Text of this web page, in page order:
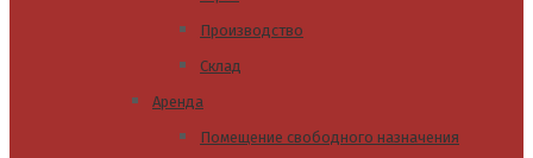
Производство
Склад
Аренда
Помещение свободного назначения